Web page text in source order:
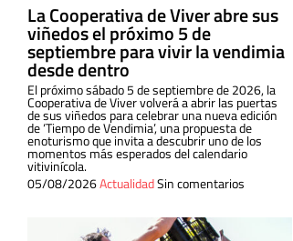
La Cooperativa de Viver abre sus
viñedos el próximo 5 de
septiembre para vivir la vendimia
desde dentro
El próximo sábado 5 de septiembre de 2026, la
Cooperativa de Viver volverá a abrir las puertas
de sus viñedos para celebrar una nueva edición
de ‘Tiempo de Vendimia’, una propuesta de
enoturismo que invita a descubrir uno de los
momentos más esperados del calendario
vitivinícola.
05/08/2026ActualidadSin comentarios